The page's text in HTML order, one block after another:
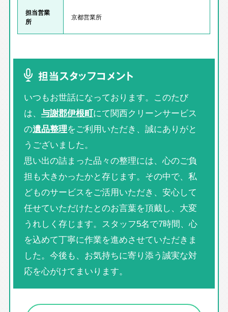
担当営業
所
京都営業所
担当スタッフコメント
いつもお世話になっております。このたび
は、 与謝郡伊根町にて関西クリーンサービス
の遺品整理をご利用いただき、誠にありがと
うございました。
思い出の詰まった品々の整理には、心のご負
担も大きかったかと存じます。その中で、私
どものサービスをご活用いただき、安心して
任せていただけたとのお言葉を頂戴し、大変
うれしく存じます。スタッフ5名で7時間、心
を込めて丁寧に作業を進めさせていただきま
した。今後も、お気持ちに寄り添う誠実な対
応を心がけてまいります。